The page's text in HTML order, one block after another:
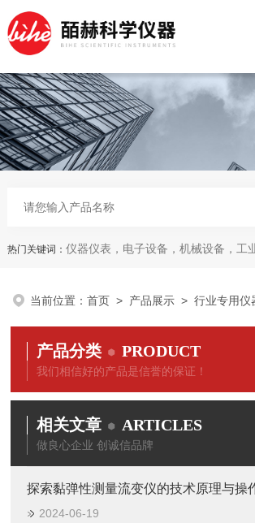
热门关键词： 仪器仪表，电子设备，机械设备，工业自动化设备，五金产品
当前位置：首页 > 产品展示 >行业专用仪
产品分类 PRODUCT
我们相信好的产品是信誉的保证！
相关文章 ARTICLES
做良心企业 创诚信品牌
探索黏弹性测量流变仪的技术原理与操
2024-06-19